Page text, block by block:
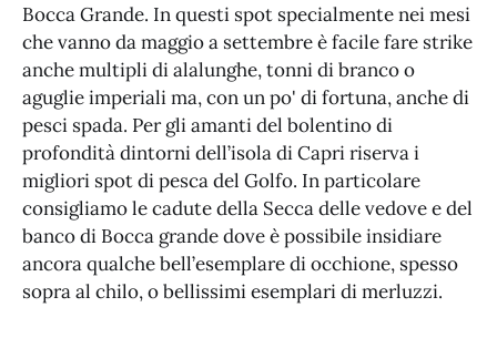
Bocca Grande. In questi spot specialmente nei mesi
che vanno da maggio a settembre è facile fare strike
anche multipli di alalunghe, tonni di branco o
aguglie imperiali ma, con un po' di fortuna, anche di
pesci spada. Per gli amanti del bolentino di
profondità dintorni dell’isola di Capri riserva i
migliori spot di pesca del Golfo. In particolare
consigliamo le cadute della Secca delle vedove e del
banco di Bocca grande dove è possibile insidiare
ancora qualche bell’esemplare di occhione, spesso
sopra al chilo, o bellissimi esemplari di merluzzi.